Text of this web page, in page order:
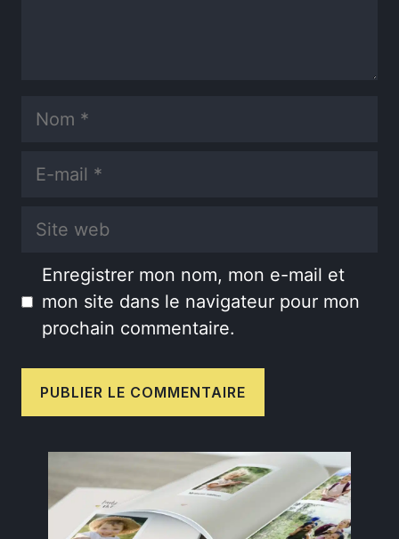
Nom
E-
Site
Enregistrer mon nom, mon e-mail et
mon site dans le navigateur pour mon
prochain commentaire.